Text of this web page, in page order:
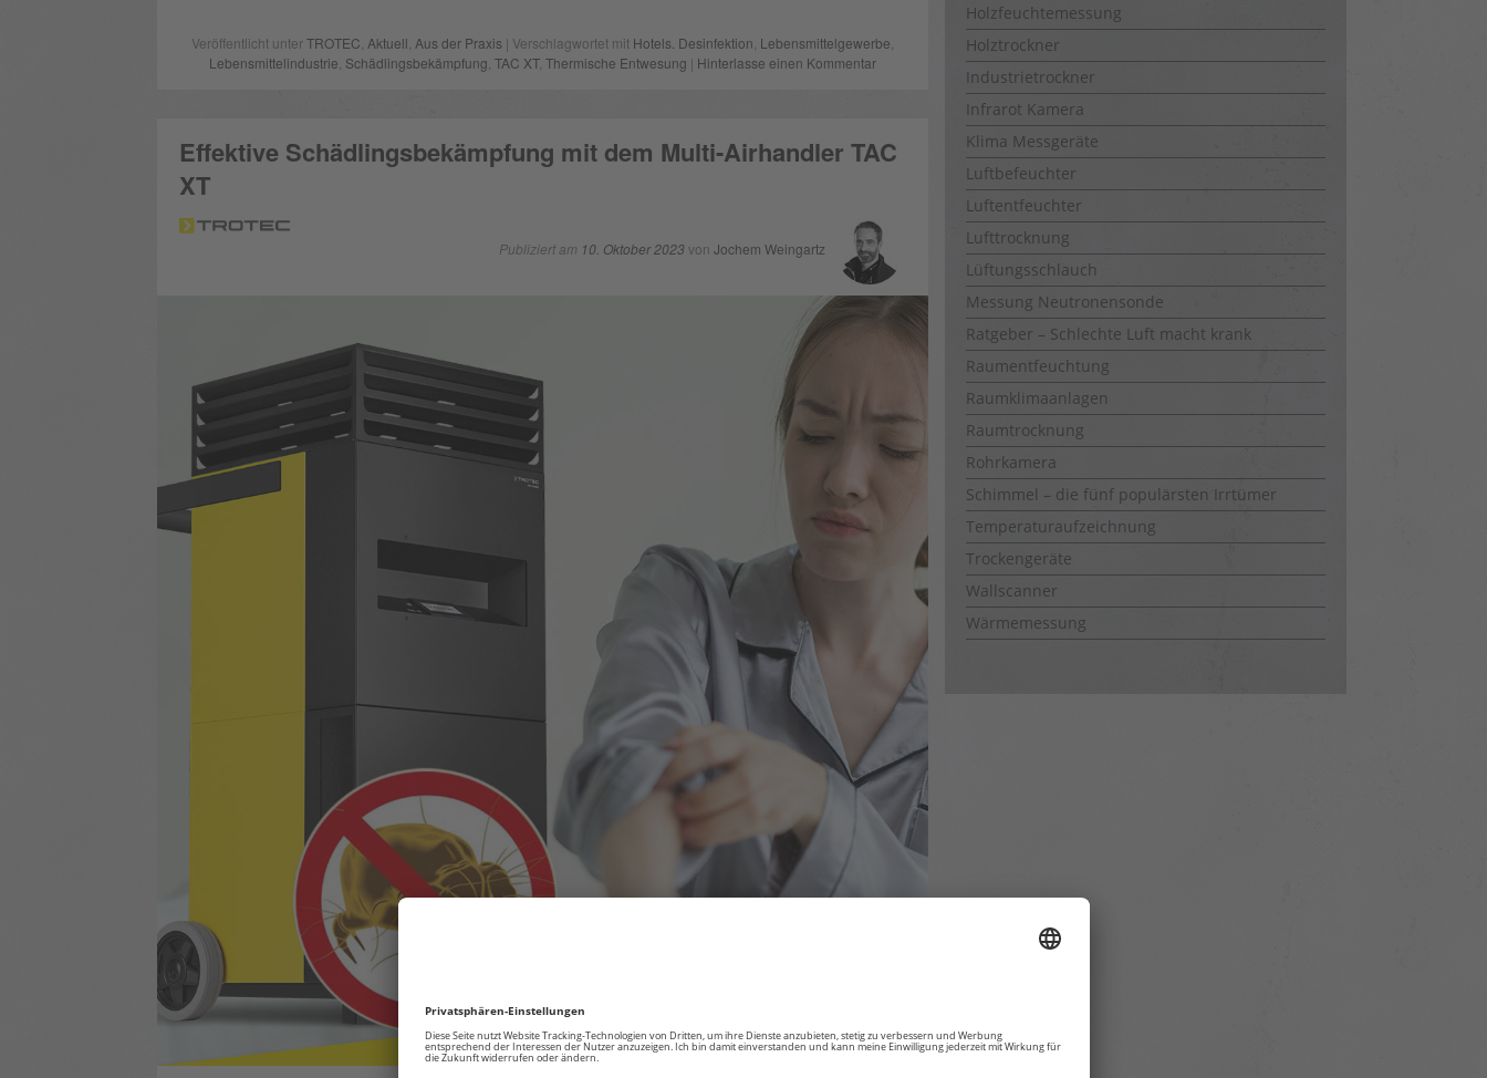
Veröffentlicht unterTROTEC Aktuell Aus der Praxis | Verschlagwortet mit Hotels. Desinfektion Lebensmittelgewerbe
Lebensmittelindustrie Schädlingsbekämpfung TAC XT, Thermische Entwesung | Hinterlasse einen Kommentar
Effektive Schädlingsbekämpfung mit dem Multi-Airhandler TAC
XT
Publiziert am 10. Oktober 2023von Jochem Weingartz
Holzfeuchtemessung
Holztrockner
Industrietrockner
Infrarot Kamera
Klima Messgeräte
Luftbefeuchter
Luftentfeuchter
Lufttrocknung
Lüftungsschlauch
Messung Neutronensonde
Ratgeber – Schlechte Luft macht krank
Raumentfeuchtung
Raumklimaanlagen
Raumtrocknung
Rohrkamera
Schimmel – die fünf populärsten Irrtümer
Temperaturaufzeichnung
Trockengeräte
Wallscanner
Wärmemessung